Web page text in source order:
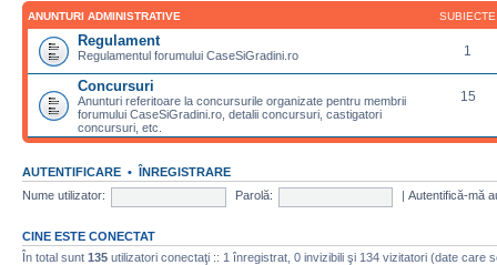
ANUNTURI ADMINISTRATIVE SUBIECTE
Regulament
Regulamentul forumului CaseSiGradini.ro 1
Concursuri
Anunturi referitoare la concursurile organizate pentru membrii
forumului CaseSiGradini.ro, detalii concursuri, castigatori
concursuri, etc.
15
AUTENTIFICARE • ÎNREGISTRARE
Nume utilizator:
Parolă: Autentifică-mă
CINE ESTE CONECTAT
În total sunt 135 utilizatori conectaţi :: 1 înregistrat, 0 invizibili şi 134 vizitatori (date care